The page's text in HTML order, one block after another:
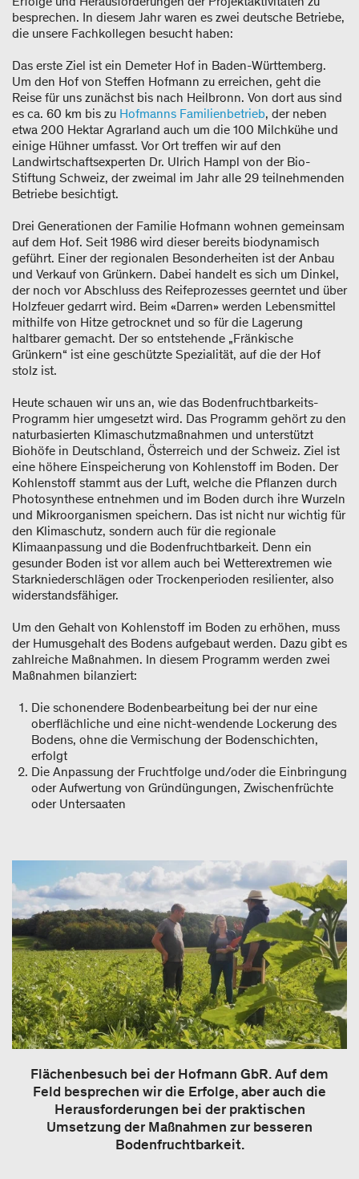
besprechen. In diesem Jahr waren es zwei deutsche Betriebe,
die unsere Fachkollegen besucht haben:
Das erste Ziel ist ein Demeter Hof in Baden-Württemberg.
Um den Hof von Steffen Hofmann zu erreichen, geht die
Reise für uns zunächst bis nach Heilbronn. Von dort aus sind
es ca. 60 km bis zu Hofmanns Familienbetrieb, der neben
etwa 200 Hektar Agrarland auch um die 100 Milchkühe und
einige Hühner umfasst. Vor Ort treffen wir auf den
Landwirtschaftsexperten Dr. Ulrich Hampl von der Bio-
Stiftung Schweiz, der zweimal im Jahr alle 29 teilnehmenden
Betriebe besichtigt.
Drei Generationen der Familie Hofmann wohnen gemeinsam
auf dem Hof. Seit 1986 wird dieser bereits biodynamisch
geführt. Einer der regionalen Besonderheiten ist der Anbau
und Verkauf von Grünkern. Dabei handelt es sich um Dinkel,
der noch vor Abschluss des Reifeprozesses geerntet und über
Holzfeuer gedarrt wird. Beim «Darren» werden Lebensmittel
mithilfe von Hitze getrocknet und so für die Lagerung
haltbarer gemacht. Der so entstehende „Fränkische
Grünkern“ ist eine geschützte Spezialität, auf die der Hof
stolz ist.
Heute schauen wir uns an, wie das Bodenfruchtbarkeits-
Programm hier umgesetzt wird. Das Programm gehört zu den
naturbasierten Klimaschutzmaßnahmen und unterstützt
Biohöfe in Deutschland, Österreich und der Schweiz. Ziel ist
eine höhere Einspeicherung von Kohlenstoff im Boden. Der
Kohlenstoff stammt aus der Luft, welche die Pflanzen durch
Photosynthese entnehmen und im Boden durch ihre Wurzeln
und Mikroorganismen speichern. Das ist nicht nur wichtig für
den Klimaschutz, sondern auch für die regionale
Klimaanpassung und die Bodenfruchtbarkeit. Denn ein
gesunder Boden ist vor allem auch bei Wetterextremen wie
Starkniederschlägen oder Trockenperioden resilienter, also
widerstandsfähiger.
Um den Gehalt von Kohlenstoff im Boden zu erhöhen, muss
der Humusgehalt des Bodens aufgebaut werden. Dazu gibt es
zahlreiche Maßnahmen. In diesem Programm werden zwei
Maßnahmen bilanziert:
Die schonendere Bodenbearbeitung bei der nur eine
oberflächliche und eine nicht-wendende Lockerung des
Bodens, ohne die Vermischung der Bodenschichten,
erfolgt
Die Anpassung der Fruchtfolge und/oder die Einbringung
oder Aufwertung von Gründüngungen, Zwischenfrüchte
oder Untersaaten
Flächenbesuch bei der Hofmann GbR. Auf dem
Feld besprechen wir die Erfolge, aber auch die
Herausforderungen bei der praktischen
Umsetzung der Maßnahmen zur besseren
Bodenfruchtbarkeit.